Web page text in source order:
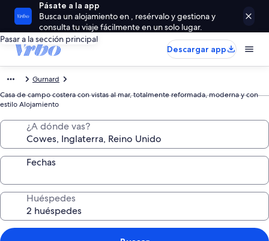
Pásate a la app
Busca un alojamiento en , resérvalo y gestiona y
consulta tu viaje fácilmente en un solo lugar.
Pasar a la sección principal
Descargar app
Gurnard
Casa de campo costera con vistas al mar, totalmente reformada, moderna y con
estilo Alojamiento
¿A dónde vas?
Fechas
Huéspedes